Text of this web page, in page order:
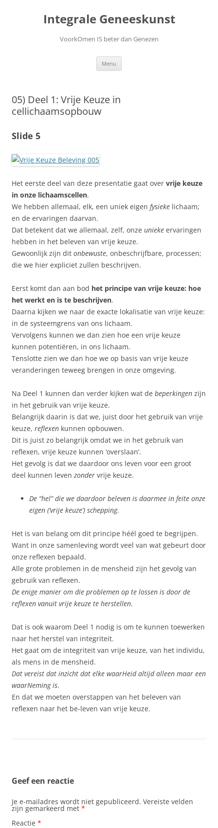
Integrale Geneeskunst
VoorkOmen IS beter dan Genezen
Menu
05) Deel 1: Vrije Keuze in
cellichaamsopbouw
Slide 5
Het eerste deel van deze presentatie gaat over vrije keuze
in onze lichaamscellen.
We hebben allemaal, elk, een uniek eigen fysieke lichaam;
en de ervaringen daarvan.
Dat betekent dat we allemaal, zelf, onze unieke ervaringen
hebben in het beleven van vrije keuze.
Gewoonlijk zijn dit onbewuste, onbeschrijfbare, processen;
die we hier expliciet zullen beschrijven.
Eerst komt dan aan bod het principe van vrije keuze: hoe
het werkt en is te beschrijven.
Daarna kijken we naar de exacte lokalisatie van vrije keuze:
in de systeemgrens van ons lichaam.
Vervolgens kunnen we dan zien hoe een vrije keuze
kunnen potentiëren, in ons lichaam.
Tenslotte zien we dan hoe we op basis van vrije keuze
veranderingen teweeg brengen in onze omgeving.
Na Deel 1 kunnen dan verder kijken wat de beperkingen zijn
in het gebruik van vrije keuze.
Belangrijk daarin is dat we, juist door het gebruik van vrije
keuze, reflexen kunnen opbouwen.
Dit is juist zo belangrijk omdat we in het gebruik van
reflexen, vrije keuze kunnen ‘overslaan’.
Het gevolg is dat we daardoor ons leven voor een groot
deel kunnen leven zonder vrije keuze.
De “hel” die we daardoor beleven is daarmee in feite onze
eigen (‘vrije keuze’) schepping.
Het is van belang om dit principe héél goed te begrijpen.
Want in onze samenleving wordt veel van wat gebeurt door
onze reflexen bepaald.
Alle grote problemen in de mensheid zijn het gevolg van
gebruik van reflexen.
De enige manier om die problemen op te lossen is door de
reflexen vanuit vrije keuze te herstellen.
Dat is ook waarom Deel 1 nodig is om te kunnen toewerken
naar het herstel van integriteit.
Het gaat om de integriteit van vrije keuze, van het individu,
als mens in de mensheid.
Dat vereist dat inzicht dat elke waarHeid altijd alleen maar een
waarNeming is.
En dat we moeten overstappen van het beleven van
reflexen naar het be-leven van vrije keuze.
Geef een reactie
Je e-mailadres wordt niet gepubliceerd. Vereiste velden
zijn gemarkeerd met *
Reactie *